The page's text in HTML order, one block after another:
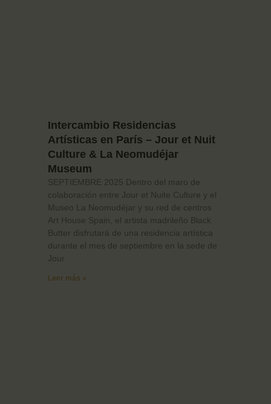
Intercambio Residencias
Artísticas en París – Jour et Nuit
Culture & La Neomudéjar
Museum
SEPTIEMBRE 2025 Dentro del maro de
colaboración entre Jour et Nuite Culture y el
Museo La Neomudéjar y su red de centros
Art House Spain, el artista madrileño Black
Butter disfrutará de una residencia artística
durante el mes de septiembre en la sede de
Jour
Leer más »